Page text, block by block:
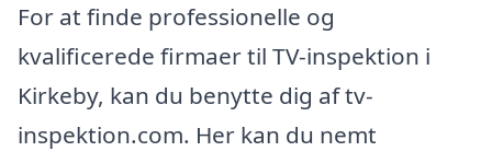
For at finde professionelle og
kvalificerede firmaer til TV-inspektion i
Kirkeby, kan du benytte dig af tv-
inspektion.com. Her kan du nemt